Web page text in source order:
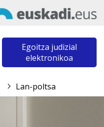
Egoitza judizial
elektronikoa
Lan-poltsa